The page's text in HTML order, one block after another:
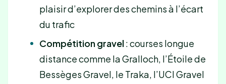
plaisir d’explorer des chemins à l’écart
du trafic
Compétition gravel: courses longue
distance comme la Gralloch, l’Étoile de
Bessèges Gravel, le Traka, l’UCI Gravel